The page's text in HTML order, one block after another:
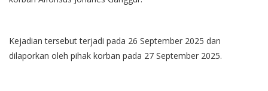
Kejadian tersebut terjadi pada 26 September 2025 dan
dilaporkan oleh pihak korban pada 27 September 2025.